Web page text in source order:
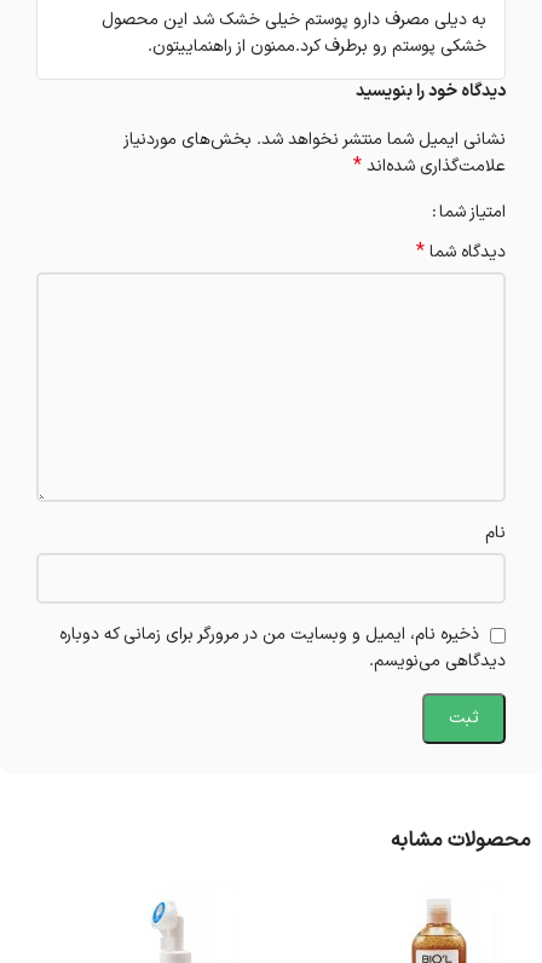
به دیلی مصرف دارو پوستم خیلی خشک شد این محصول
خشکی پوستم رو برطرف کرد.ممنون از راهنماییتون.
دیدگاه خود را بنویسید
نشانی ایمیل شما منتشر نخواهد شد. بخش‌های موردنیاز
علامت‌گذاری شده‌اند*
امتیاز شما
دیدگاه شما*
نام
ذخیره نام، ایمیل و وبسایت من در مرورگر برای زمانی که دوباره
دیدگاهی می‌نویسم.
محصولات مشابه